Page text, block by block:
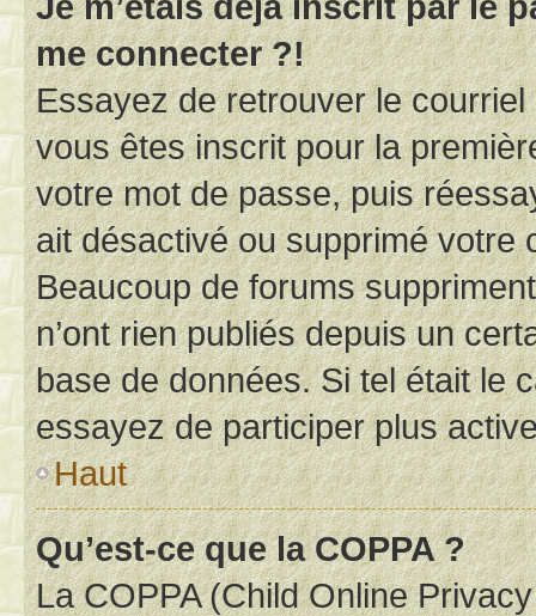
me connecter ?!
Essayez de retrouver le
vous êtes inscrit pour la
votre mot de passe, puis
ait désactivé ou supprimé votre
Beaucoup de forums
n’ont rien publiés depuis un
base de données. Si tel était le
essayez de participer plus
Haut
Qu’est-ce que la COPPA ?
La COPPA (Child Online